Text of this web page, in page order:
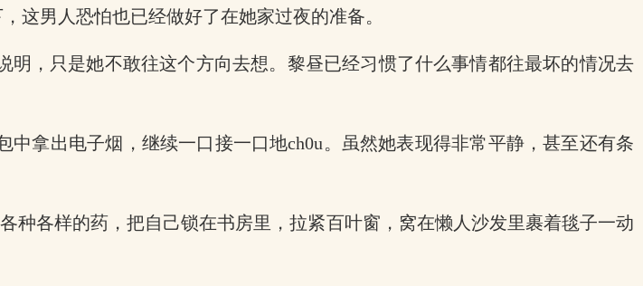
这男人恐怕也已经做好了在她家过夜的准备。
，只是她不敢往这个方向去想。黎昼已经习惯了什么事情都往最坏的情况去
拿出电子烟，继续一口接一口地ch0u。虽然她表现得非常平静，甚至还有条
种各样的药，把自己锁在书房里，拉紧百叶窗，窝在懒人沙发里裹着毯子一动